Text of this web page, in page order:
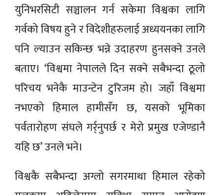
युनिभरसिटी सञ्चालन गर्न सकेमा विश्वका लागि
गर्वको विषय हुने र विदेशीहरुलाई अध्ययनका लागि
पनि ल्याउन सकिन्छ भन्ने उदाहरण हुनसक्ने उनले
बताए। ‘विश्वमा नेपालले दिन सक्ने सबैभन्दा ठूलो
परिचय भनेकै माउन्टेन टुरिजम हो। जहाँ विश्वमा
नभएको हिमाल हामीसँग छ, यसको भूमिका
पर्वतारोहण संघले गर्र्नुपर्छ र मेरो प्रमुख एजेण्डानै
यहि छ’ उनले भने।
विश्वकै सबैभन्दा अग्लो सगरमाथा हिमाल रहेको